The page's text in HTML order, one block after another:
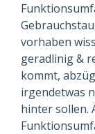
vorhaben
geradlinig &
kommt,
irgendetwas
hinter sollen.